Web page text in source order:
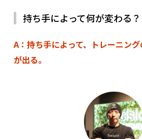
持ち手によって何が変わる？
A：持ち手によって、トレーニン
が出る。